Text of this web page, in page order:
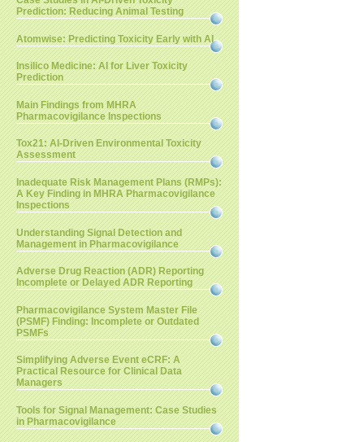
Prediction: Reducing Animal Testing
Atomwise: Predicting Toxicity Early with AI
Insilico Medicine: AI for Liver Toxicity
Prediction
Main Findings from MHRA
Pharmacovigilance Inspections
Tox21: AI-Driven Environmental Toxicity
Assessment
Inadequate Risk Management Plans (RMPs):
A Key Finding in MHRA Pharmacovigilance
Inspections
Understanding Signal Detection and
Management in Pharmacovigilance
Adverse Drug Reaction (ADR) Reporting
Incomplete or Delayed ADR Reporting
Pharmacovigilance System Master File
(PSMF) Finding: Incomplete or Outdated
PSMFs
Simplifying Adverse Event eCRF: A
Practical Resource for Clinical Data
Managers
Tools for Signal Management: Case Studies
in Pharmacovigilance